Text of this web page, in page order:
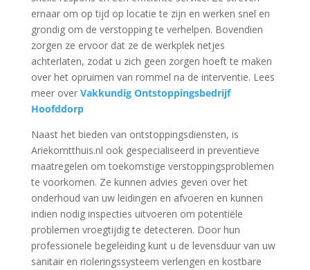
ernaar om op tijd op locatie te zijn en werken snel en
grondig om de verstopping te verhelpen. Bovendien
zorgen ze ervoor dat ze de werkplek netjes
achterlaten, zodat u zich geen zorgen hoeft te maken
over het opruimen van rommel na de interventie. Lees
meer over Vakkundig Ontstoppingsbedrijf
Hoofddorp
Naast het bieden van ontstoppingsdiensten, is
Ariekomtthuis.nl ook gespecialiseerd in preventieve
maatregelen om toekomstige verstoppingsproblemen
te voorkomen. Ze kunnen advies geven over het
onderhoud van uw leidingen en afvoeren en kunnen
indien nodig inspecties uitvoeren om potentiële
problemen vroegtijdig te detecteren. Door hun
professionele begeleiding kunt u de levensduur van uw
sanitair en rioleringssysteem verlengen en kostbare